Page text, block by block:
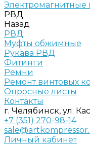
Электромагнитные
РВД
Назад
РВД
Муфты обжимные
Рукава РВД
Фитинги
Ремни
Ремонт винтовых
Опросные листы
Контакты
г. Челябинск, ул.
+7 (351) 270-98-14
Личный кабинет